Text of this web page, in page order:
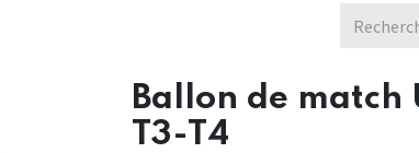
Ballon de match
T3-T4